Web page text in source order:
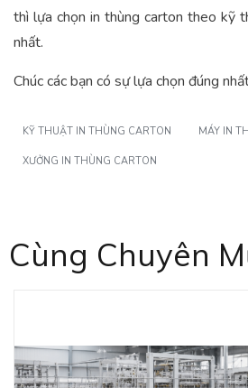
thì lựa chọn in thùng carton theo kỹ
nhất.
Chúc các bạn có sự lựa chọn đúng
KỸ THUẬT IN THÙNG CARTON MÁY IN
XƯỞNG IN THÙNG CARTON
Cùng Chuyên